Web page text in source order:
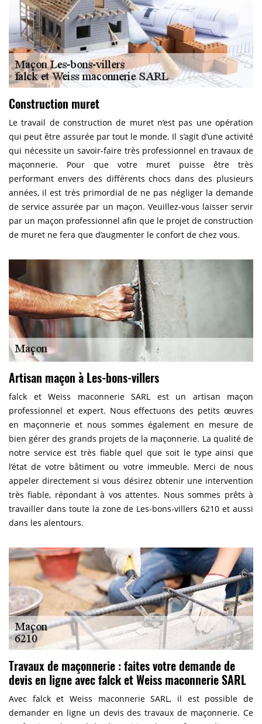
Construction muret
Le travail de construction de muret n’est pas une opération
qui peut être assurée par tout le monde. Il s’agit d’une activité
qui nécessite un savoir-faire très professionnel en travaux de
maçonnerie. Pour que votre muret puisse être très
performant envers des différents chocs dans des plusieurs
années, il est très primordial de ne pas négliger la demande
de service assurée par un maçon. Veuillez-vous laisser servir
par un maçon professionnel afin que le projet de construction
de muret ne fera que d’augmenter le confort de chez vous.
Artisan maçon à Les-bons-villers
falck et Weiss maconnerie SARL est un artisan maçon
professionnel et expert. Nous effectuons des petits œuvres
en maçonnerie et nous sommes également en mesure de
bien gérer des grands projets de la maçonnerie. La qualité de
notre service est très fiable quel que soit le type ainsi que
l’état de votre bâtiment ou votre immeuble. Merci de nous
appeler directement si vous désirez obtenir une intervention
très fiable, répondant à vos attentes. Nous sommes prêts à
travailler dans toute la zone de Les-bons-villers 6210 et aussi
dans les alentours.
Travaux de maçonnerie : faites votre demande de
devis en ligne avec falck et Weiss maconnerie SARL
Avec falck et Weiss maconnerie SARL, il est possible de
demander en ligne un devis des travaux de maçonnerie. Ce